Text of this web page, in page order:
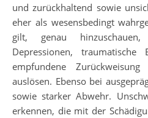
und zurückhaltend sowie
eher als wesensbedingt
gilt, genau
Depressionen, traumatische
empfundene
auslösen. Ebenso bei
sowie starker Abwehr.
erkennen, die mit der